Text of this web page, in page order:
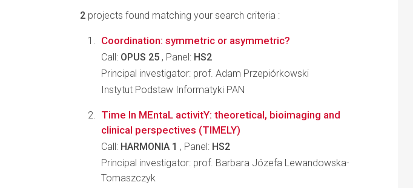
2 projects found matching your search criteria :
Coordination: symmetric or asymmetric?
Call: OPUS 25 , Panel: HS2
Principal investigator: prof. Adam Przepiórkowski
Instytut Podstaw Informatyki PAN
Time In MEntaL activitY: theoretical, bioimaging and
clinical perspectives (TIMELY)
Call: HARMONIA 1 , Panel: HS2
Principal investigator: prof. Barbara Józefa Lewandowska-
Tomaszczyk